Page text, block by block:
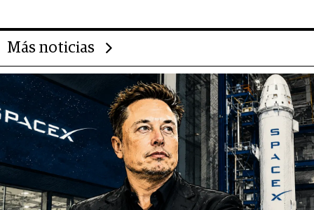
Más noticias